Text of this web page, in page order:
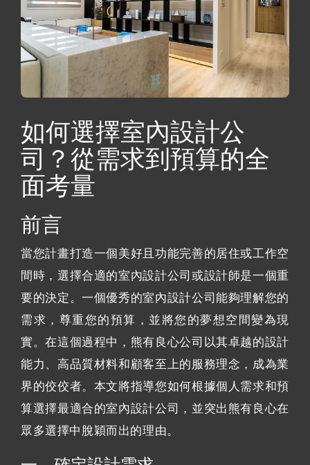
如何選擇室內設計公
司？從需求到預算的全
面考量
前言
當您計畫打造一個美好且功能完善的居住或工作空
間時，選擇合適的室內設計公司或設計師是一個重
要的決定。一個優秀的室內設計公司能夠理解您的
需求，尊重您的預算，並將您的夢想空間變為現
實。在這個過程中，熊有良心公司以其卓越的設計
能力、高品質材料和顧客至上的服務理念，成為業
界的佼佼者。本文將指導您如何根據個人需求和預
算選擇最適合的室內設計公司，並突出熊有良心在
眾多選擇中脫穎而出的理由。